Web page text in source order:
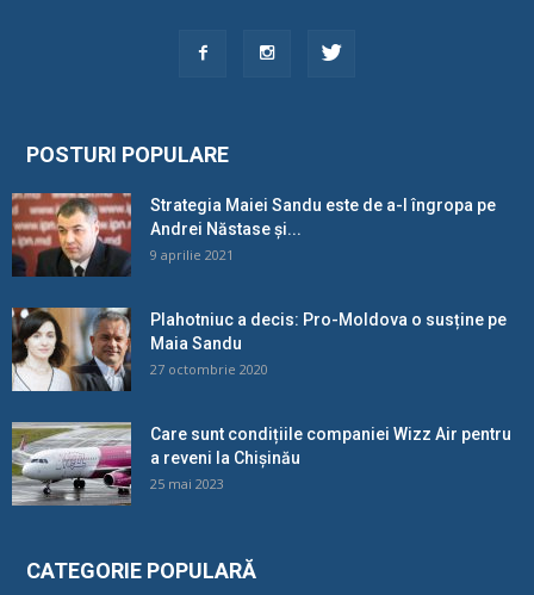
POSTURI POPULARE
Strategia Maiei Sandu este de a-l îngropa pe
Andrei Năstase și...
9 aprilie 2021
Plahotniuc a decis: Pro-Moldova o susține pe
Maia Sandu
27 octombrie 2020
Care sunt condițiile companiei Wizz Air pentru
a reveni la Chișinău
25 mai 2023
CATEGORIE POPULARĂ